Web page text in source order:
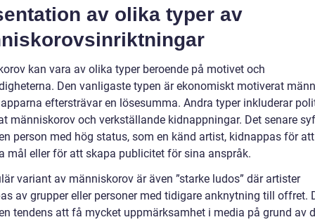
av olika typer av
kan vara av olika typer beroende på motivet och
Den vanligaste typen är ekonomiskt motiverat
eftersträvar en lösesumma. Andra typer inkluderar
människorov och verkställande kidnappningar. Det senare
person med hög status, som en känd artist, kidnappas för
mål eller för att skapa publicitet för sina anspråk.
variant av människorov är även ”starke ludos” där artister
av grupper eller personer med tidigare anknytning till offret.
tendens att få mycket uppmärksamhet i media på grund av